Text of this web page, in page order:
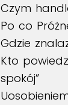
Czym
Po co
Gdzie
Kto
spokój”